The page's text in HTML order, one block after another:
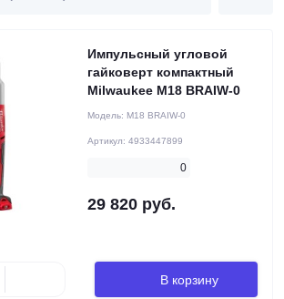
Импульсный угловой
гайковерт компактный
Milwaukee M18 BRAIW-0
Модель: M18 BRAIW-0
Артикул: 4933447899
0
29 820 руб.
В корзину